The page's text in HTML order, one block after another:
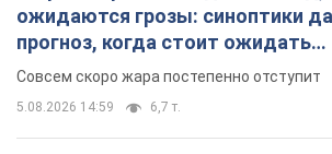
бабушки-диссидентки Аллы
Горской, критике сына Стуса и
бегстве в Португалию с пятью
детьми
OBOZ.UA встретился с внучкой художницы-